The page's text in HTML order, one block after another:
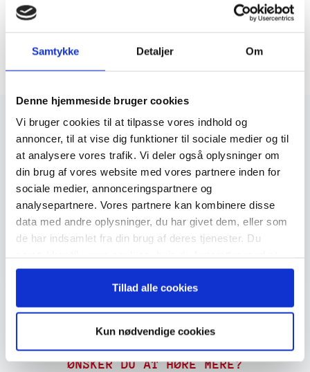
Samtykke Detaljer Om
Denne hjemmeside bruger cookies
Vi bruger cookies til at tilpasse vores indhold og
annoncer, til at vise dig funktioner til sociale medier og til
at analysere vores trafik. Vi deler også oplysninger om
din brug af vores website med vores partnere inden for
sociale medier, annonceringspartnere og
analysepartnere. Vores partnere kan kombinere disse
data med andre oplysninger, du har givet dem, eller som
de har indsamlet fra din brug af deres tjenester. Du
anvende vores hjemmeside.
Tillad alle cookies
Kun nødvendige cookies
mails med de seneste historier fra
om events. Samtidig accepterer jeg
afmelde dig med et enkelt klik. Hvis du
allerede er abonnent hos Økonomisk
Ugebrev, vil du ikke modtage de gratis
udgivelser. Du vil stadig blive tilmeldt vores
gratis nyhedsbrev.
Tilmeld
ØNSKER DU AT HØRE MERE?